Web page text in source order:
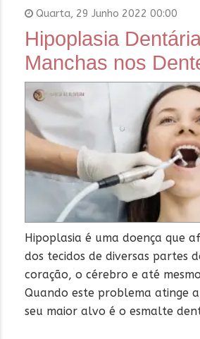
Quarta, 29 Junho 2022 00:00
Hipoplasia
Manchas nos
Hipoplasia é uma doença que
dos tecidos de diversas partes
coração, o cérebro e até
Quando este problema atinge
seu maior alvo é o esmalte